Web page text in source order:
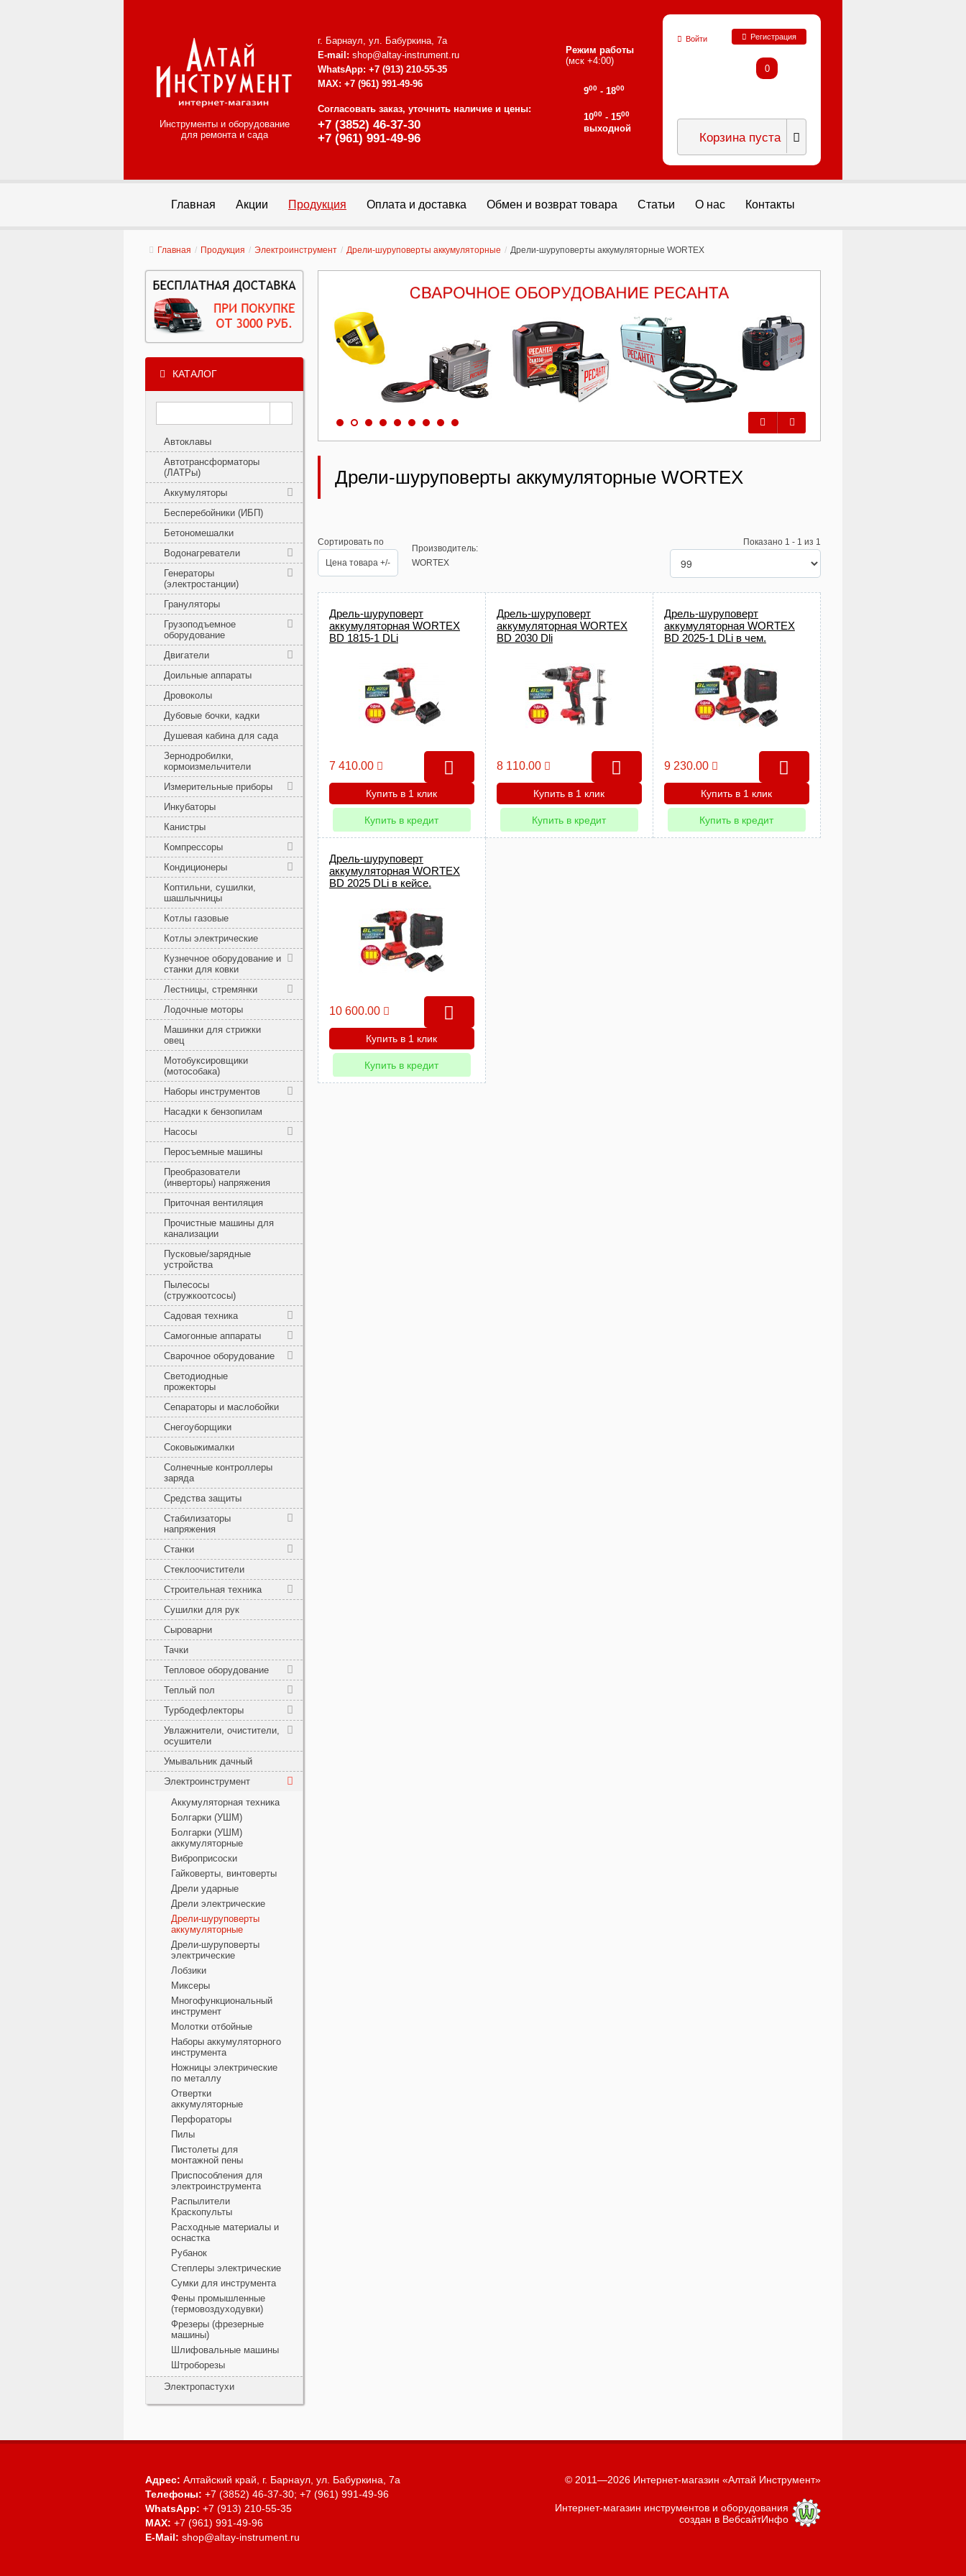
Инструменты и оборудование
для ремонта и сада
г. Барнаул, ул. Бабуркина, 7а
E-mail: shop@altay-instrument.ru
WhatsApp: +7 (913) 210-55-35
MAX: +7 (961) 991-49-96
Согласовать заказ, уточнить наличие и цены:
+7 (3852) 46-37-30
+7 (961) 991-49-96
Режим работы
(мск +4:00)
900 - 1800
1000 - 1500
выходной
Войти Регистрация
0
Корзина пуста
Главная Акции Продукция Оплата и доставка Обмен и возврат товара Статьи О нас Контакты
Главная / Продукция / Электроинструмент / Дрели-шуруповерты аккумуляторные / Дрели-шуруповерты аккумуляторные WORTEX
КАТАЛОГ
Автоклавы
Автотрансформаторы
(ЛАТРы)
Аккумуляторы
Бесперебойники (ИБП)
Бетономешалки
Водонагреватели
Генераторы
(электростанции)
Грануляторы
Грузоподъемное
оборудование
Двигатели
Доильные аппараты
Дровоколы
Дубовые бочки, кадки
Душевая кабина для сада
Зернодробилки,
кормоизмельчители
Измерительные приборы
Инкубаторы
Канистры
Компрессоры
Кондиционеры
Коптильни, сушилки,
шашлычницы
Котлы газовые
Котлы электрические
Кузнечное оборудование и
станки для ковки
Лестницы, стремянки
Лодочные моторы
Машинки для стрижки
овец
Мотобуксировщики
(мотособака)
Наборы инструментов
Насадки к бензопилам
Насосы
Перосъемные машины
Преобразователи
(инверторы) напряжения
Приточная вентиляция
Прочистные машины для
канализации
Пусковые/зарядные
устройства
Пылесосы
(стружкоотсосы)
Садовая техника
Самогонные аппараты
Сварочное оборудование
Светодиодные
прожекторы
Сепараторы и маслобойки
Снегоуборщики
Соковыжималки
Солнечные контроллеры
заряда
Средства защиты
Стабилизаторы
напряжения
Станки
Стеклоочистители
Строительная техника
Сушилки для рук
Сыроварни
Тачки
Тепловое оборудование
Теплый пол
Турбодефлекторы
Увлажнители, очистители,
осушители
Умывальник дачный
Электроинструмент
Аккумуляторная техника
Болгарки (УШМ)
Болгарки (УШМ)
аккумуляторные
Виброприсоски
Гайковерты, винтоверты
Дрели ударные
Дрели электрические
Дрели-шуруповерты
аккумуляторные
Дрели-шуруповерты
электрические
Лобзики
Миксеры
Многофункциональный
инструмент
Молотки отбойные
Наборы аккумуляторного
инструмента
Ножницы электрические
по металлу
Отвертки
аккумуляторные
Перфораторы
Пилы
Пистолеты для
монтажной пены
Приспособления для
электроинструмента
Распылители
Краскопульты
Расходные материалы и
оснастка
Рубанок
Степлеры электрические
Сумки для инструмента
Фены промышленные
(термовоздуходувки)
Фрезеры (фрезерные
машины)
Шлифовальные машины
Штроборезы
Электропастухи
Предыдущий
Следующий
Дрели-шуруповерты аккумуляторные WORTEX
Сортировать по
Цена товара +/-
Производитель:
WORTEX
Показано 1 - 1 из 1
Дрель-шуруповерт
аккумуляторная WORTEX
BD 1815-1 DLi
7 410.00
Купить в 1 клик
Купить в кредит
Дрель-шуруповерт
аккумуляторная WORTEX
BD 2030 Dli
8 110.00
Купить в 1 клик
Купить в кредит
Дрель-шуруповерт
аккумуляторная WORTEX
BD 2025-1 DLi в чем.
9 230.00
Купить в 1 клик
Купить в кредит
Дрель-шуруповерт
аккумуляторная WORTEX
BD 2025 DLi в кейсе.
10 600.00
Купить в 1 клик
Купить в кредит
Адрес: Алтайский край, г. Барнаул, ул. Бабуркина, 7а
Телефоны: +7 (3852) 46-37-30; +7 (961) 991-49-96
WhatsApp: +7 (913) 210-55-35
MAX: +7 (961) 991-49-96
E-Mail: shop@altay-instrument.ru
© 2011—2026 Интернет-магазин «Алтай Инструмент»
Интернет-магазин инструментов и оборудования
создан в ВебсайтИнфо